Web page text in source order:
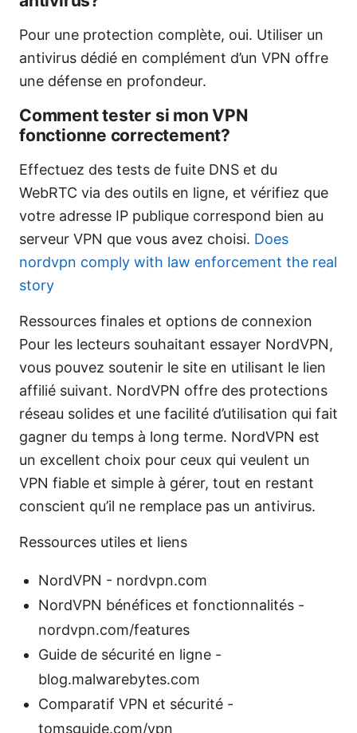
Pour une protection complète, oui. Utiliser un
antivirus dédié en complément d’un VPN offre
une défense en profondeur.
Comment tester si mon VPN
fonctionne correctement?
Effectuez des tests de fuite DNS et du
WebRTC via des outils en ligne, et vérifiez que
votre adresse IP publique correspond bien au
serveur VPN que vous avez choisi. Does
nordvpn comply with law enforcement the real
story
Ressources finales et options de connexion
Pour les lecteurs souhaitant essayer NordVPN,
vous pouvez soutenir le site en utilisant le lien
affilié suivant. NordVPN offre des protections
réseau solides et une facilité d’utilisation qui fait
gagner du temps à long terme. NordVPN est
un excellent choix pour ceux qui veulent un
VPN fiable et simple à gérer, tout en restant
conscient qu’il ne remplace pas un antivirus.
Ressources utiles et liens
NordVPN - nordvpn.com
NordVPN bénéfices et fonctionnalités -
nordvpn.com/features
Guide de sécurité en ligne -
blog.malwarebytes.com
Comparatif VPN et sécurité -
tomsguide.com/vpn